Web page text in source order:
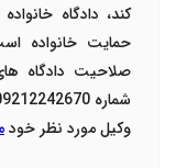
حمایت خانواده
صلاحیت دادگاه
وکیل مورد نظر خود